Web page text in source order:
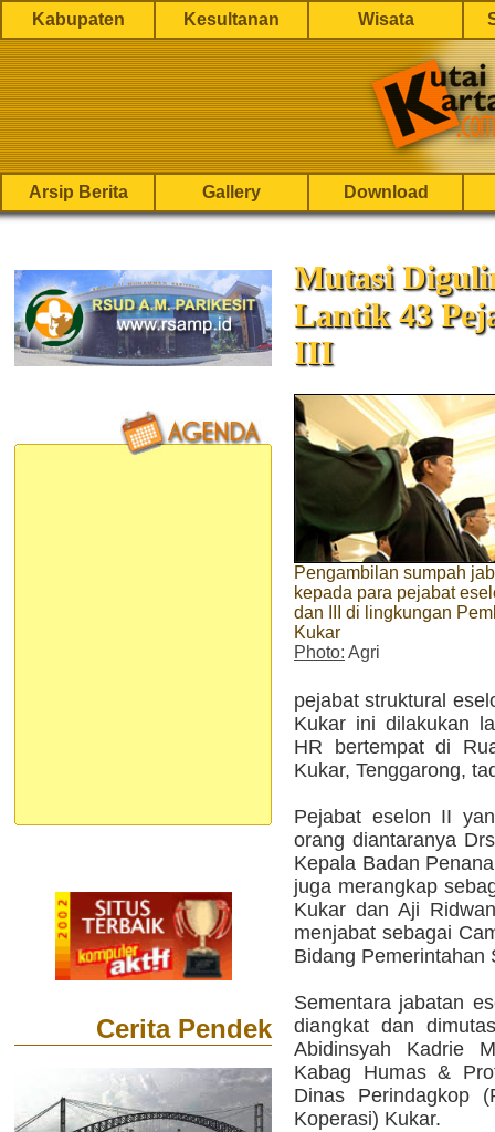
Kabupaten Kesultanan Wisata
Arsip Berita Gallery Download
Cerita Pendek
Mutasi
Lantik 43
III
Pengambilan sumpah
kepada para pejabat
dan III di lingkungan
Kukar
Photo: Agri
pejabat struktural
Kukar ini dilakukan
HR bertempat di
Kukar, Tenggarong,
Pejabat eselon II
orang diantaranya
Kepala Badan
juga merangkap
Kukar dan Aji
menjabat sebagai
Bidang Pemerintahan
Sementara jabatan
diangkat dan
Abidinsyah Kadrie
Kabag Humas &
Dinas Perindagkop
Koperasi) Kukar.